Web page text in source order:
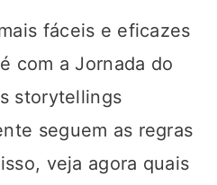
fáceis e eficazes
com a Jornada do
storytellings
seguem as regras
veja agora quais